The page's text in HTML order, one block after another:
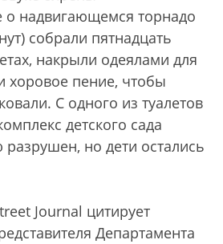
о надвигающемся торнадо
собрали пятнадцать
накрыли одеялами для
хоровое пение, чтобы
С одного из туалетов
детского сада
но дети остались
Journal цитирует
Департамента